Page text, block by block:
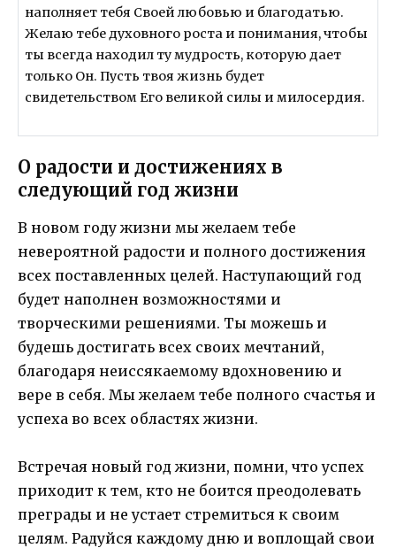
наполняет тебя Своей любовью и благодатью.
Желаю тебе духовного роста и понимания, чтобы
ты всегда находил ту мудрость, которую дает
только Он. Пусть твоя жизнь будет
свидетельством Его великой силы и милосердия.
О радости и достижениях в
следующий год жизни
В новом году жизни мы желаем тебе
невероятной радости и полного достижения
всех поставленных целей. Наступающий год
будет наполнен возможностями и
творческими решениями. Ты можешь и
будешь достигать всех своих мечтаний,
благодаря неиссякаемому вдохновению и
вере в себя. Мы желаем тебе полного счастья и
успеха во всех областях жизни.
Встречая новый год жизни, помни, что успех
приходит к тем, кто не боится преодолевать
преграды и не устает стремиться к своим
целям. Радуйся каждому дню и воплощай свои